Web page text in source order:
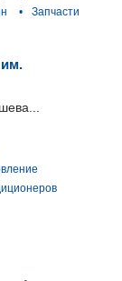
•
Запчасти
им.